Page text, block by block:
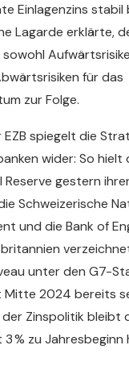
Einlagenzins stabil
Lagarde erklärte,
für das
zur Folge.
spiegelt die
wider: So hielt
gestern
Schweizerische
und die Bank of
unter den G7-
Mitte 2024 bereits
Zinspolitik bleibt
% zu Jahresbeginn